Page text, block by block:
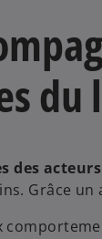
du
des
Grâce